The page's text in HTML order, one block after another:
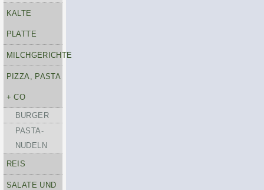
KALTE
PLATTE
MILCHGERICHTE
PIZZA, PASTA
+ CO
BURGER
PASTA-
NUDELN
REIS
SALATE UND